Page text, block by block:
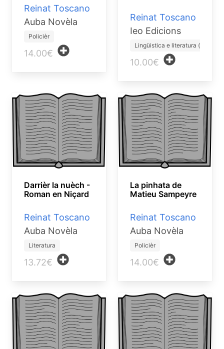
Reinat Toscano
Auba Novèla
Policièr
14.00€
Reinat Toscano
Ieo Edicions
Lingüistica e literatura (…
10.00€
Darrièr la nuèch -
Roman en Niçard
Reinat Toscano
Auba Novèla
Literatura
13.72€
La pinhata de
Matieu Sampeyre
Reinat Toscano
Auba Novèla
Policièr
14.00€